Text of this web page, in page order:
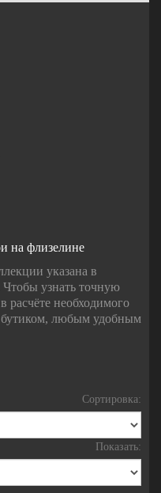
на флизелине
указана в
узнать точную
расчёте необходимого
бутиком, любым удобным
Сортировка:
Показать: